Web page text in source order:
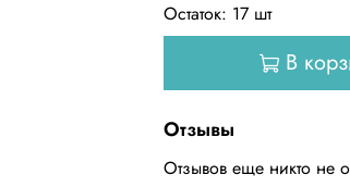
Остаток: 17 шт
В
Отзывы
Отзывов еще никто не